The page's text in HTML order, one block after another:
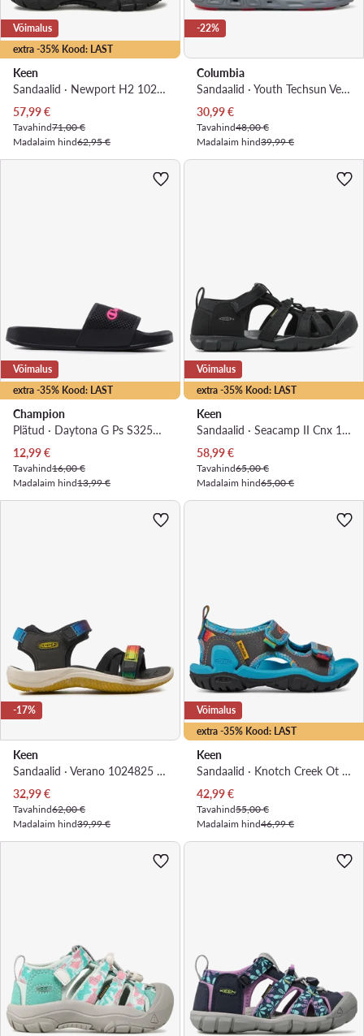
extra -35% Kood: LAST
Võimalus
Keen
Sandaalid · Newport H2 1026271 · Must
Praegune hind
57,99€
Tavahind71,00 €
Madalaim hind62,95 €
-22%
Columbia
Sandaalid · Youth Techsun Vent BY4566 · Sinine
Praegune hind
30,99€
Tavahind48,00 €
Madalaim hind39,99 €
extra -35% Kood: LAST
Võimalus
Champion
Plätud · Daytona G Ps S32577-CHA-KK001 · Must
Praegune hind
12,99€
Tavahind16,00 €
Madalaim hind13,99 €
extra -35% Kood: LAST
Võimalus
Keen
Sandaalid · Seacamp II Cnx 1027418 · Must
Praegune hind
58,99€
Tavahind65,00 €
Madalaim hind65,00 €
-17%
Keen
Sandaalid · Verano 1024825 · Must
Praegune hind
32,99€
Tavahind62,00 €
Madalaim hind39,99 €
extra -35% Kood: LAST
Võimalus
Keen
Sandaalid · Knotch Creek Ot 1027218 · Sinine
Praegune hind
42,99€
Tavahind55,00 €
Madalaim hind46,99 €